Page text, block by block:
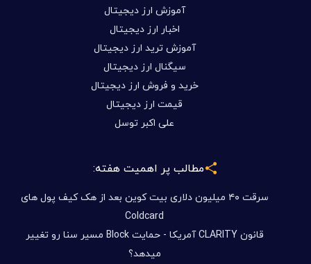
آموزش ارز دیجیتال
اخبار ارز دیجیتال
آموزش ترید ارز دیجیتال
سیگنال ارز دیجیتال
خرید و فروش ارز دیجیتال
قیمت ارز دیجیتال
علی اکبر توسل
مطالب پر اهمیت هفته:
سرقت ۴۰ میلیون دلاری بیت کوین بعد از هک کیف پول های
Coldcard
قانون CLARITY آمریکا - حمایت Block مسیر سنا رو تغییر
میدهد؟